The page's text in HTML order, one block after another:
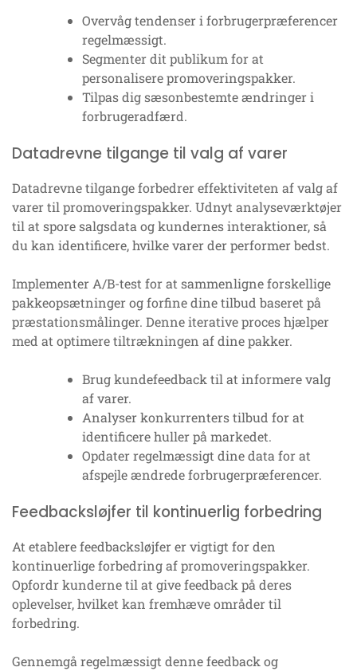
Overvåg tendenser i forbrugerpræferencer
regelmæssigt.
Segmenter dit publikum for at
personalisere promoveringspakker.
Tilpas dig sæsonbestemte ændringer i
forbrugeradfærd.
Datadrevne tilgange til valg af varer
Datadrevne tilgange forbedrer effektiviteten af valg af
varer til promoveringspakker. Udnyt analyseværktøjer
til at spore salgsdata og kundernes interaktioner, så
du kan identificere, hvilke varer der performer bedst.
Implementer A/B-test for at sammenligne forskellige
pakkeopsætninger og forfine dine tilbud baseret på
præstationsmålinger. Denne iterative proces hjælper
med at optimere tiltrækningen af dine pakker.
Brug kundefeedback til at informere valg
af varer.
Analyser konkurrenters tilbud for at
identificere huller på markedet.
Opdater regelmæssigt dine data for at
afspejle ændrede forbrugerpræferencer.
Feedbacksløjfer til kontinuerlig forbedring
At etablere feedbacksløjfer er vigtigt for den
kontinuerlige forbedring af promoveringspakker.
Opfordr kunderne til at give feedback på deres
oplevelser, hvilket kan fremhæve områder til
forbedring.
Gennemgå regelmæssigt denne feedback og